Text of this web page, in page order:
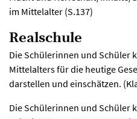
im Mittelalter (S.137)
Realschule
Die Schülerinnen und Schüler
Mittelalters für die heutige
darstellen und einschätzen.
Die Schülerinnen und Schüler